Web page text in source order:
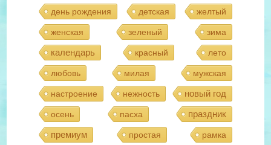
день рождения детская желтый
женская зеленый зима
календарь красный лето
любовь милая мужская
настроение нежность новый год
осень пасха
праздник
премиум
простая рамка